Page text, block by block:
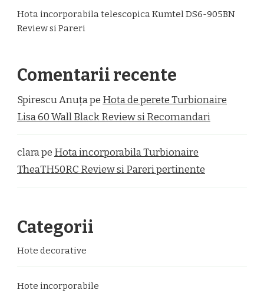
Hota incorporabila telescopica Kumtel DS6-905BN
Review si Pareri
Comentarii recente
Spirescu Anuțape Hota de perete Turbionaire
Lisa 60 Wall Black Review si Recomandari
clarape Hota incorporabila Turbionaire
TheaTH50RC Review si Pareri pertinente
Categorii
Hote decorative
Hote incorporabile